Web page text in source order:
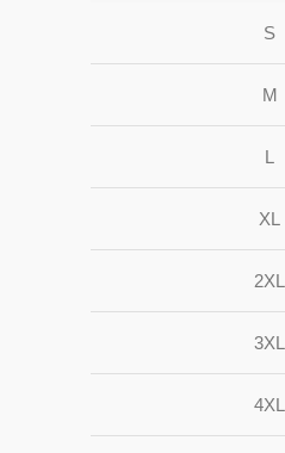
S
M
L
XL
2XL
3XL
4XL